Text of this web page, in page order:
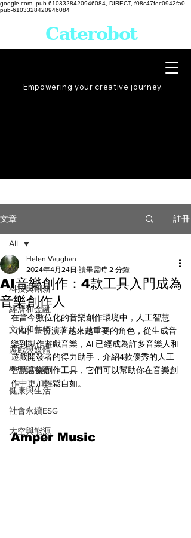
google.com, pub-6103328420946084, DIRECT, f08c47fec0942fa0
pub-6103328420946084
Empowering your creative journey.
Caterobot
文章 註冊
All
科技與創新
經濟和金融
文化和藝術
遊戲與媒體
學習與教育
健康與生活
社會永續ESG
太空與能源
All
AI音樂創作：4款工具入門成為
音樂創作人
Helen Vaughan
2024年4月24日 讀畢需時 2 分鐘
在當今數位化的音樂創作環境中，人工智慧
（AI）正扮演著越來越重要的角色，從生成音
樂到製作遊戲音樂，AI 已經成為許多音樂人和
遊戲開發者的得力助手，介紹4款優秀的人工
智慧音樂創作工具，它們可以幫助你在音樂創
作中更加輕鬆自如。
Amper Music